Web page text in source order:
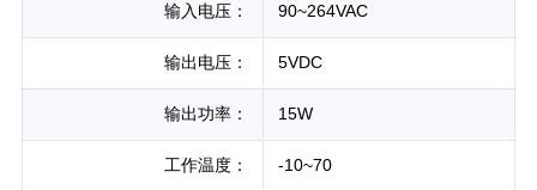
输入电压： 90~264VAC
输出电压： 5VDC
输出功率： 15W
工作温度： -10~70